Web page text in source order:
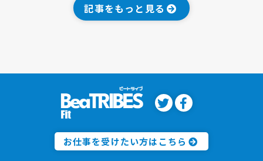
記事をもっと見る
お仕事を受けたい方はこちら